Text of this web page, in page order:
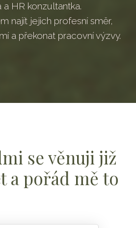
a HR konzultantka.
najít jejich profesní směr,
a překonat pracovní výzvy.
se věnuji již
a pořád mě to